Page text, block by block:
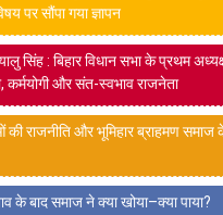
पर सौंपा गया ज्ञापन
सिंह : बिहार विधान सभा के प्रथम
कर्मयोगी और संत-स्वभाव राजनेता
की राजनीति और भूमिहार ब्राहमण समाज
के बाद समाज ने क्या खोया–क्या पाया?